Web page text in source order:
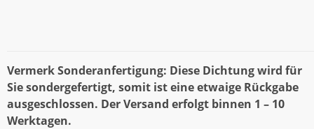
Vermerk Sonderanfertigung: Diese Dichtung wird für
Sie sondergefertigt, somit ist eine etwaige Rückgabe
ausgeschlossen. Der Versand erfolgt binnen 1 – 10
Werktagen.